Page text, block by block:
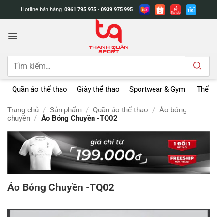
dung
Hotline bán hàng: 0961 795 975 - 0939 975 995
Tìm
Quần áo thể thao Giày thể thao Sportwear & Gym Thể
Trang chủ / Sản phẩm / Quần áo thể thao / Áo bóng
chuyền / Áo Bóng Chuyền -TQ02
Áo Bóng Chuyền -TQ02